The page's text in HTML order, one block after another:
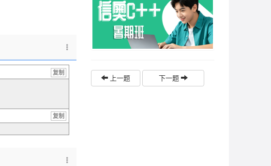
复制
复制
上一题 下一题